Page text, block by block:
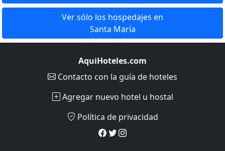
Ver sólo los hospedajes en
Santa María
AquiHoteles.com
Contacto con la guía de hoteles
Agregar nuevo hotel u hostal
Política de privacidad